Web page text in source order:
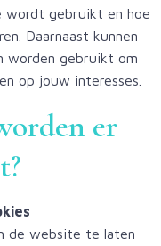
wordt gebruikt en hoe
Daarnaast kunnen
worden gebruikt om
op jouw interesses.
er
de website te laten